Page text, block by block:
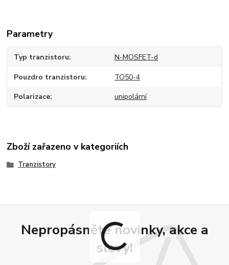
Parametry
Typ tranzistoru N-MOSFET-d
Pouzdro tranzistoru TO50-4
Polarizace unipolární
Zboží zařazeno v kategoriích
Tranzistory
Nepropásněte novinky, akce a
slevy!